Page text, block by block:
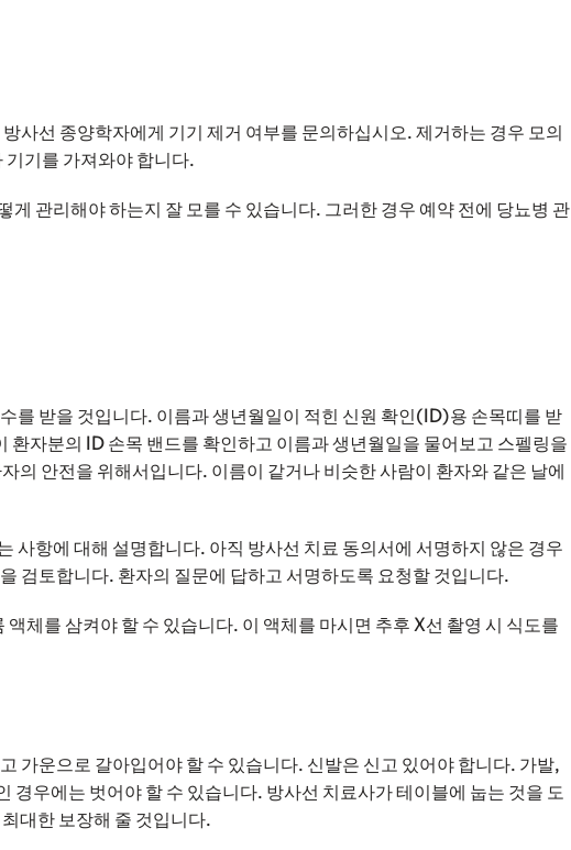
사선 종양학자에게 기기 제거 여부를 문의하십시오. 제거하는 경우 모의
기기를 가져와야 합니다.
게 관리해야 하는지 잘 모를 수 있습니다. 그러한 경우 예약 전에 당뇨병 관
를 받을 것입니다. 이름과 생년월일이 적힌 신원 확인(ID)용 손목띠를 받
환자분의 ID 손목 밴드를 확인하고 이름과 생년월일을 물어보고 스펠링을
의 안전을 위해서입니다. 이름이 같거나 비슷한 사람이 환자와 같은 날에
사항에 대해 설명합니다. 아직 방사선 치료 동의서에 서명하지 않은 경우
검토합니다. 환자의 질문에 답하고 서명하도록 요청할 것입니다.
체를 삼켜야 할 수 있습니다. 이 액체를 마시면 추후 X선 촬영 시 식도를
가운으로 갈아입어야 할 수 있습니다. 신발은 신고 있어야 합니다. 가발,
경우에는 벗어야 할 수 있습니다. 방사선 치료사가 테이블에 눕는 것을 도
대한 보장해 줄 것입니다.